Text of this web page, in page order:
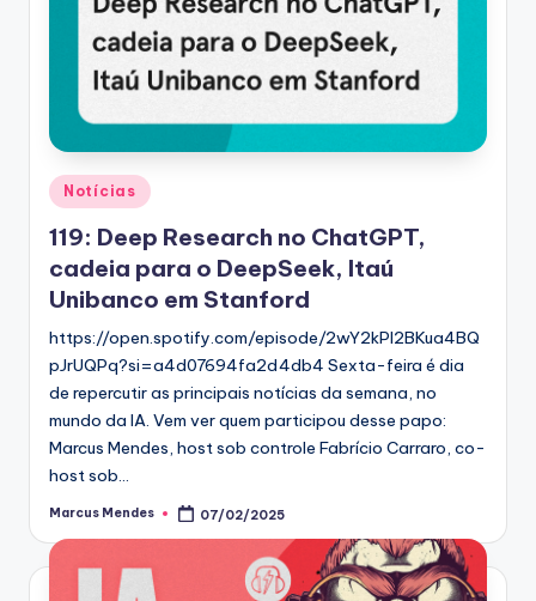
Posted
in
Notícias
119: Deep Research no ChatGPT,
cadeia para o DeepSeek, Itaú
Unibanco em Stanford
https://open.spotify.com/episode/2wY2kPl2BKua4BQ
pJrUQPq?si=a4d07694fa2d4db4 Sexta-feira é dia
de repercutir as principais notícias da semana, no
mundo da IA. Vem ver quem participou desse papo:
Marcus Mendes, host sob controle Fabrício Carraro, co-
host sob…
Posted
Marcus Mendes 07/02/2025